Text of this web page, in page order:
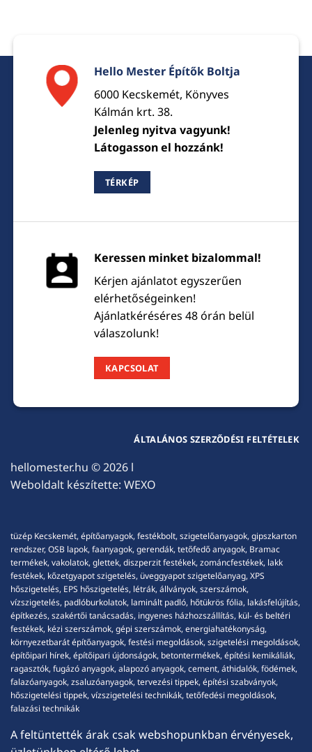
Hello Mester Építők Boltja
6000 Kecskemét, Könyves
Kálmán krt. 38.
Jelenleg nyitva vagyunk!
Látogasson el hozzánk!
TÉRKÉP
Keressen minket bizalommal!
Kérjen ajánlatot egyszerűen
elérhetőségeinken!
Ajánlatkéréséres 48 órán belül
válaszolunk!
KAPCSOLAT
hellomester.hu © 2026 l
Weboldalt készítette: WEXO
ÁLTALÁNOS SZERZŐDÉSI FELTÉTELEK
tüzép Kecskemét, építőanyagok, festékbolt, szigetelőanyagok, gipszkarton
rendszer, OSB lapok, faanyagok, gerendák, tetőfedő anyagok, Bramac
termékek, vakolatok, glettek, diszperzit festékek, zománcfestékek, lakk
festékek, kőzetgyapot szigetelés, üveggyapot szigetelőanyag, XPS
hőszigetelés, EPS hőszigetelés, létrák, állványok, szerszámok,
vízszigetelés, padlóburkolatok, laminált padló, hőtükrös fólia, lakásfelújítás,
építkezés, szakértői tanácsadás, ingyenes házhozszállítás, kül- és beltéri
festékek, kézi szerszámok, gépi szerszámok, energiahatékonyság,
környezetbarát építőanyagok, festési megoldások, szigetelési megoldások,
építőipari hírek, építőipari újdonságok, betontermékek, építési kemikáliák,
ragasztók, fugázó anyagok, alapozó anyagok, cement, áthidalók, födémek,
falazóanyagok, zsaluzóanyagok, tervezési tippek, építési szabványok,
hőszigetelési tippek, vízszigetelési technikák, tetőfedési megoldások,
falazási technikák
A feltüntették árak csak webshopunkban érvényesek,